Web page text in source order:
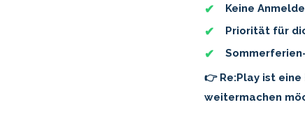
Keine
Priorität für
👉 Re:Play ist
weitermachen